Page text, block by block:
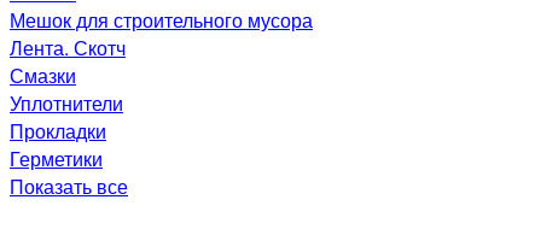
Мешок для строительного мусора
Лента. Скотч
Смазки
Уплотнители
Прокладки
Герметики
Показать все